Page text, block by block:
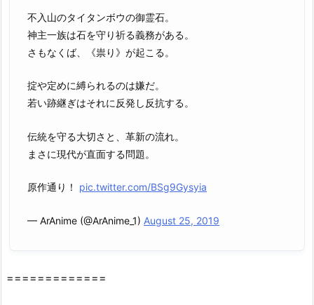
Ｘ
に
あ
2.
3.
ゲ
ゲ
鬼
郎
作)
不入山のタイタンボウの御霊石。
神主一族は石を守り祈る義務がある。
さもなくば、《祟り》が起こる。
掟や定めに縛られるのは嫌だ。
若い跡継ぎはそれに反発し反抗する。
伝統を守る大切さと、革新の流れ。
まさに現代が直面する問題。
原作通り！ pic.twitter.com/BSg9Gysyia
— ArAnime (@ArAnime_1) August 25, 2019
=============